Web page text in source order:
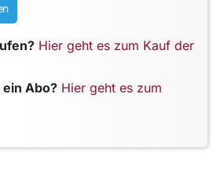
Hier geht es zum Kauf der
Abo? Hier geht es zum